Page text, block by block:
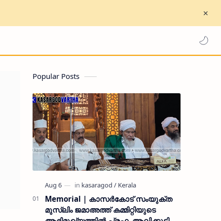
Popular Posts
Memorial | കാസർകോട് സംയുക്ത
മുസ്ലിം ജമാഅത്ത് കമ്മിറ്റിയുടെ